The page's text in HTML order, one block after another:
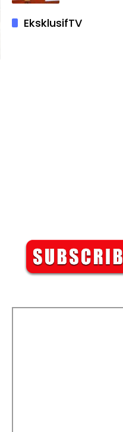
EksklusifTV